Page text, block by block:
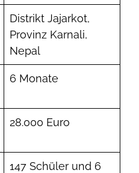
Distrikt Jajarkot,
Provinz Karnali,
Nepal
6 Monate
28.000 Euro
147 Schüler und 6